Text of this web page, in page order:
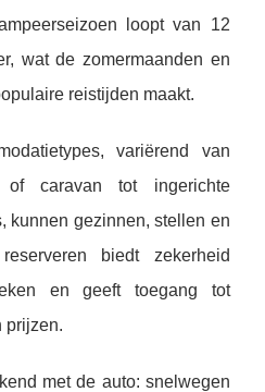
loopt van 12
wat de zomermaanden en
reistijden maakt.
variërend van
of caravan tot ingerichte
kunnen gezinnen, stellen en
biedt zekerheid
en geeft toegang tot
prijzen.
met de auto: snelwegen